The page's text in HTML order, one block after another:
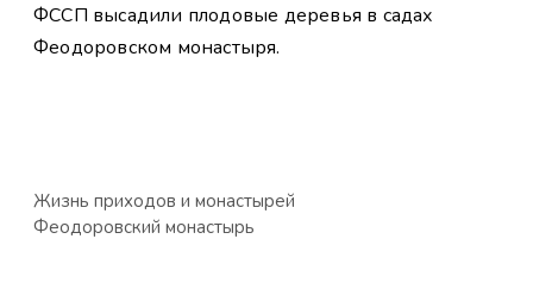
ФССП высадили плодовые деревья в садах
Феодоровском монастыря.
Жизнь приходов и монастырей
Феодоровский монастырь